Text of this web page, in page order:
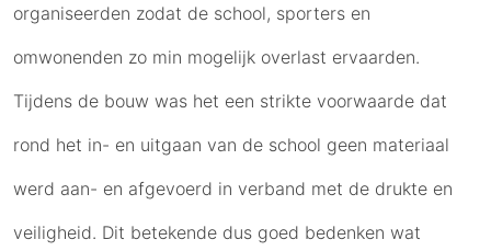
organiseerden zodat de school, sporters en
omwonenden zo min mogelijk overlast ervaarden.
Tijdens de bouw was het een strikte voorwaarde dat
rond het in- en uitgaan van de school geen materiaal
werd aan- en afgevoerd in verband met de drukte en
veiligheid. Dit betekende dus goed bedenken wat